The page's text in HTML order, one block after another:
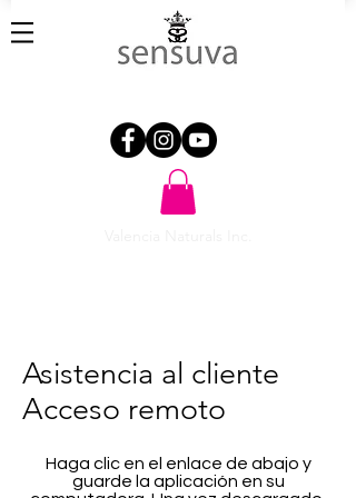
Asistencia al cliente
Acceso remoto
Haga clic en el enlace de abajo y
guarde la aplicación en su